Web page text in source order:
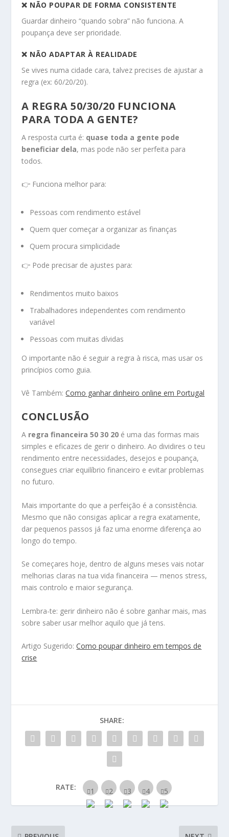
❌ NÃO POUPAR DE FORMA CONSISTENTE
Guardar dinheiro “quando sobra” não funciona. A
poupança deve ser prioridade.
❌ NÃO ADAPTAR À REALIDADE
Se vives numa cidade cara, talvez precises de ajustar a
regra (ex: 60/20/20).
A REGRA 50/30/20 FUNCIONA
PARA TODA A GENTE?
A resposta curta é: quase toda a gente pode
beneficiar dela, mas pode não ser perfeita para
todos.
👉 Funciona melhor para:
Pessoas com rendimento estável
Quem quer começar a organizar as finanças
Quem procura simplicidade
👉 Pode precisar de ajustes para:
Rendimentos muito baixos
Trabalhadores independentes com rendimento
variável
Pessoas com muitas dívidas
O importante não é seguir a regra à risca, mas usar os
princípios como guia.
Vê Também:Como ganhar dinheiro online em Portugal
CONCLUSÃO
A regra financeira 50 30 20 é uma das formas mais
simples e eficazes de gerir o dinheiro. Ao dividires o teu
rendimento entre necessidades, desejos e poupança,
consegues criar equilíbrio financeiro e evitar problemas
no futuro.
Mais importante do que a perfeição é a consistência.
Mesmo que não consigas aplicar a regra exatamente,
dar pequenos passos já faz uma enorme diferença ao
longo do tempo.
Se começares hoje, dentro de alguns meses vais notar
melhorias claras na tua vida financeira — menos stress,
mais controlo e maior segurança.
Lembra-te: gerir dinheiro não é sobre ganhar mais, mas
sobre saber usar melhor aquilo que já tens.
Artigo Sugerido:Como poupar dinheiro em tempos de
crise
SHARE:
RATE: